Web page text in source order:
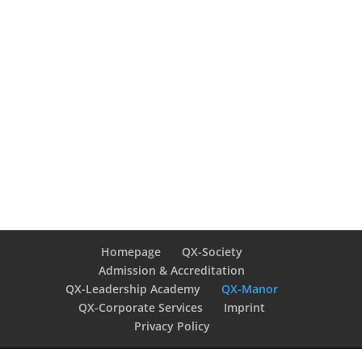
Homepage
QX-Society
Admission & Accreditation
QX-Leadership Academy
QX-Manor
QX-Corporate Services
Imprint
Privacy Policy